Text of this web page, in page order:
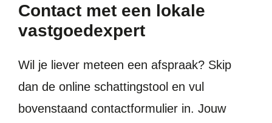
Contact met een lokale
vastgoedexpert
Wil je liever meteen een afspraak? Skip
dan de online schattingstool en vul
bovenstaand contactformulier in. Jouw